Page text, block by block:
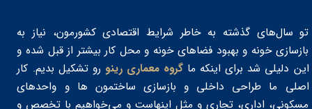
تو سال‌های گذشته به خاطر شرایط اقتصادی کشورمون، نیاز به
بازسازی خونه و بهبود فضاهای خونه و محل کار بیشتر از قبل شده و
این دلیلی شد برای اینکه ما گروه معماری رینو رو تشکیل بدیم. کار
اصلی ما طراحی داخلی و بازسازی ساختمون‌ ها و واحدهای
مسکونی، اداری، تجاری و مثل اینهاست و می‌خواهیم با تخصص و